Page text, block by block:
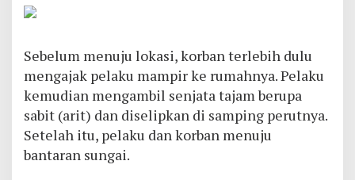
Sebelum menuju lokasi, korban terlebih dulu
mengajak pelaku mampir ke rumahnya. Pelaku
kemudian mengambil senjata tajam berupa
sabit (arit) dan diselipkan di samping perutnya.
Setelah itu, pelaku dan korban menuju
bantaran sungai.